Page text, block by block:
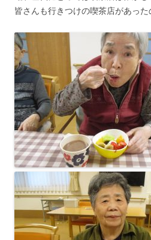
皆さんも行きつけの喫茶店があった